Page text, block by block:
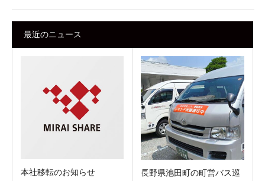
最近のニュース
本社移転のお知らせ
長野県池田町の町営バス巡